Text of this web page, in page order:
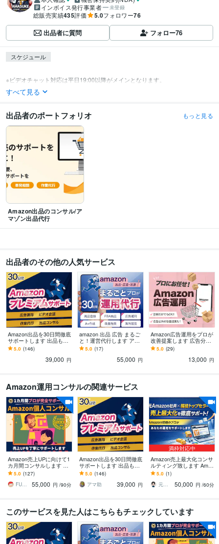
インボイス発行事業者
未登録
総販売実績435評価 5.0フォロワー76
出品者に質問 フォロー76
スケジュール
※ビデオチャット対応は平日19:00以降がメインとなります。
すべて見る
出品者のポートフォリオ もっと見る
Amazon出品のコンサル/ア
マゾン出品代行
出品者のその他の人気サービス
Amazon出品を30日間徹底
サポートします 出品も広
告運用もコンサルも全て
対応！プレミアムサポー
5.0 (146)
39,000 円
amazon 出品 広告 まるご
と！運営代行します アマ
ゾン販売はプロにお任
せ！14年以上×1200社超の
5.0 (17)
55,000 円
Amazon広告運用をプロが
改善提案します 広告分析
だけでもOK！現役コンサ
ルが運用と改善提案で支
5.0 (29)
13,000 円
Amazon運用コンサルの関連サービス
Amazon売上UPに向けて1
カ月間コンサルします マ
ンツーマンで丁寧にサポ
ート/物販/初心者〜中級者
向け/
5.0 (127)
FUNS【年商10億円超え物販コンサル】
55,000 円 /90分
Amazon出品を30日間徹底
サポートします 出品も広
告運用もコンサルも全て
対応！プレミアムサポー
ト
5.0 (146)
アマ助
39,000 円
満枠対応中
Amazon売上最大化コンサ
ルティング致します Amaz
on売上加速ベーシックプ
ラン
5.0 (1)
元アマゾン社員＆現セラー運営コンサル
50,000 円 /60分
このサービスを見た人はこちらもチェックしています